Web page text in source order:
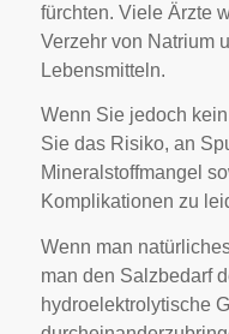
fürchten. Viele Ärzte
Verzehr von Natrium
Lebensmitteln.
Wenn Sie jedoch
Sie das Risiko, an
Mineralstoffmangel
Komplikationen zu
Wenn man
man den Salzbedarf
hydroelektrolytische